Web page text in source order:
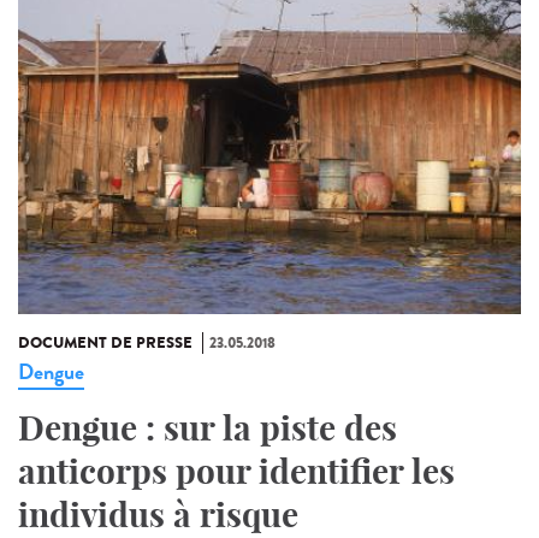
DOCUMENT DE PRESSE 23.05.2018
Dengue
Dengue : sur la piste des
anticorps pour identifier les
individus à risque